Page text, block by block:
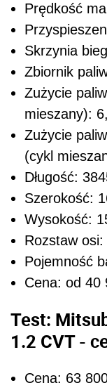
Prędkość
Skrzynia
Zbiornik
Zużycie
mieszany):
Zużycie
(cykl
Długość:
Szerokość:
Wysokość:
Rozstaw
Pojemność
Cena: od 40
Test:
1.2 CVT -
Cena: 63